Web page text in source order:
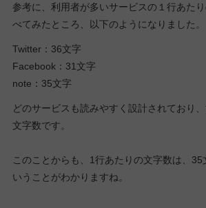
参考に、利用者が多いサービスの１行あた
べてみたところ、以下のようになりました。
Twitter：36文字
Facebook：31文字
note：35文字
どのサービスも読みやすく設計されており
文字数です。
このことからも、1行あたりの文字数は、35
いうことがわかりますね。